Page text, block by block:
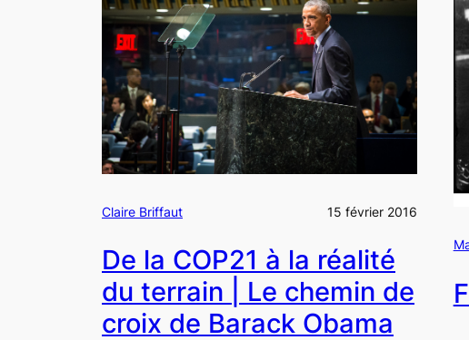
Claire Briffaut 15 février 2016
De la COP21 à la réalité
du terrain | Le chemin de
croix de Barack Obama